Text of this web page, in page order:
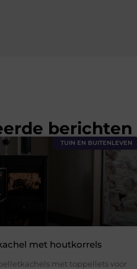
berichten
TUIN EN BUITENLEVEN
met houtkorrels
met toppellets voor